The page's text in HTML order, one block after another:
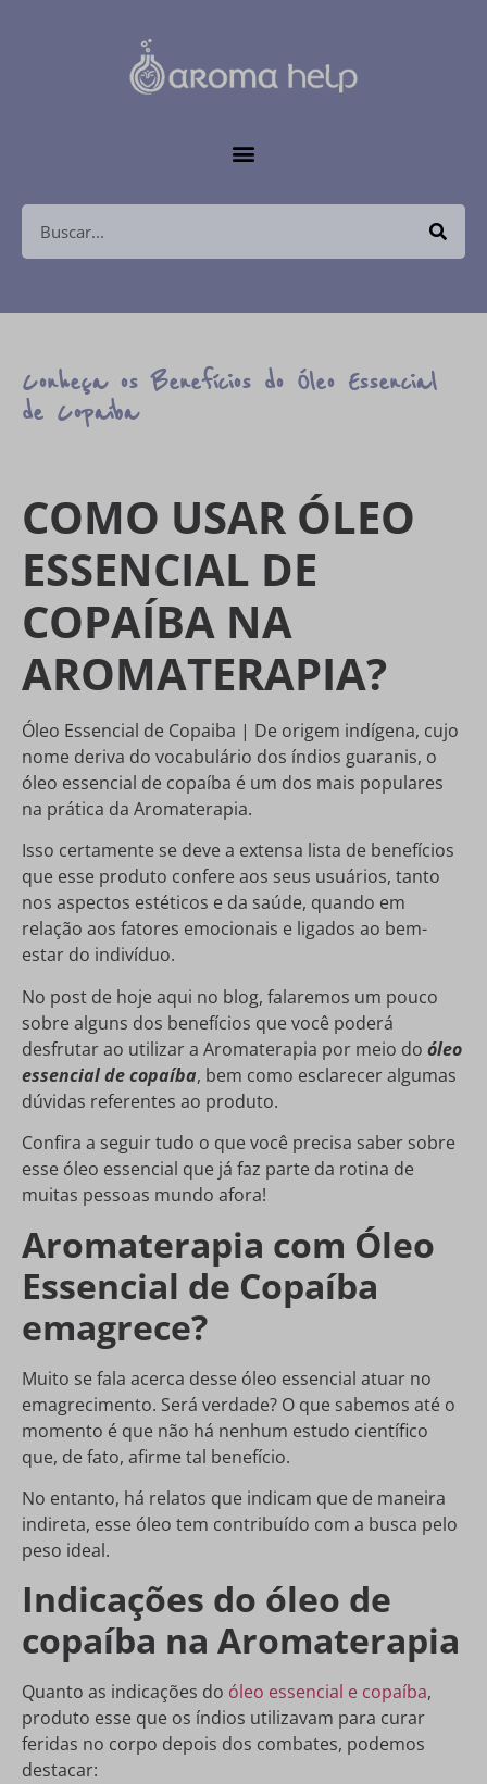
Conheça os Benefícios do Óleo Essencial
de Copaíba
COMO USAR ÓLEO
ESSENCIAL DE
COPAÍBA NA
AROMATERAPIA?
Óleo Essencial de Copaiba | De origem indígena, cujo
nome deriva do vocabulário dos índios guaranis, o
óleo essencial de copaíba é um dos mais populares
na prática da Aromaterapia.
Isso certamente se deve a extensa lista de benefícios
que esse produto confere aos seus usuários, tanto
nos aspectos estéticos e da saúde, quando em
relação aos fatores emocionais e ligados ao bem-
estar do indivíduo.
No post de hoje aqui no blog, falaremos um pouco
sobre alguns dos benefícios que você poderá
desfrutar ao utilizar a Aromaterapia por meio do óleo
essencial de copaíba, bem como esclarecer algumas
dúvidas referentes ao produto.
Confira a seguir tudo o que você precisa saber sobre
esse óleo essencial que já faz parte da rotina de
muitas pessoas mundo afora!
Aromaterapia com Óleo
Essencial de Copaíba
emagrece?
Muito se fala acerca desse óleo essencial atuar no
emagrecimento. Será verdade? O que sabemos até o
momento é que não há nenhum estudo científico
que, de fato, afirme tal benefício.
No entanto, há relatos que indicam que de maneira
indireta, esse óleo tem contribuído com a busca pelo
peso ideal.
Indicações do óleo de
copaíba na Aromaterapia
Quanto as indicações do óleo essencial e copaíba,
produto esse que os índios utilizavam para curar
feridas no corpo depois dos combates, podemos
destacar: